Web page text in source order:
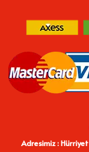
Adresimiz :